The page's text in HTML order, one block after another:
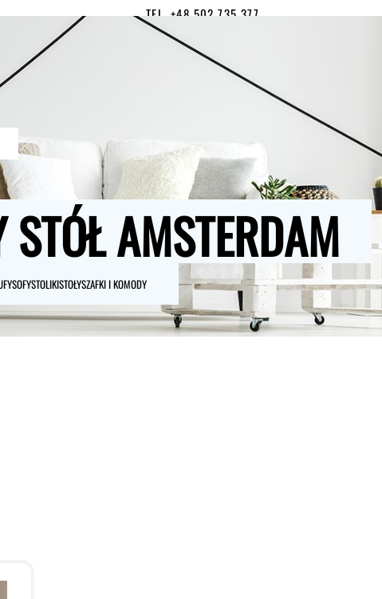
TEL. +48 502 735 377
MOJE KONTO
AMSTERDAM
SOFYSTOLIKISTOŁYSZAFKI I KOMODY